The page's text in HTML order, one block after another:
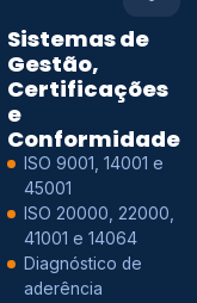
Sistemas de
Gestão,
Certificações
e
Conformidade
ISO 9001, 14001 e
45001
ISO 20000, 22000,
41001 e 14064
Diagnóstico de
aderência